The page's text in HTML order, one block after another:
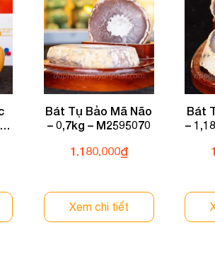
Bát Tụ Bảo Mã Não
– 0,7kg – M2595070
1.180.000₫
Xem chi tiết
Bát
–